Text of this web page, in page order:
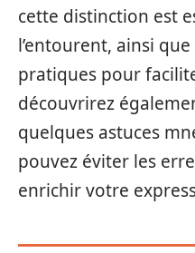
cette distinction est
l’entourent, ainsi
pratiques pour
découvrirez
quelques astuces
pouvez éviter les
enrichir votre